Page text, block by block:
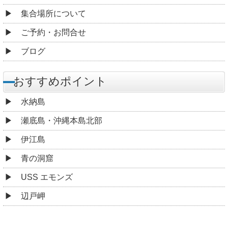
集合場所について
ご予約・お問合せ
ブログ
おすすめポイント
水納島
瀬底島・沖縄本島北部
伊江島
青の洞窟
USS エモンズ
辺戸岬